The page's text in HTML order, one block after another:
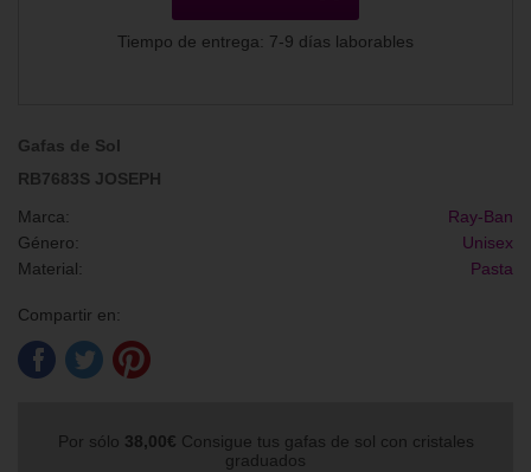
Tiempo de entrega: 7-9 días laborables
Gafas de Sol
RB7683S JOSEPH
Marca:
Ray-Ban
Género:
Unisex
Material:
Pasta
Compartir en:
Por sólo 38,00€ Consigue tus gafas de sol con cristales
graduados